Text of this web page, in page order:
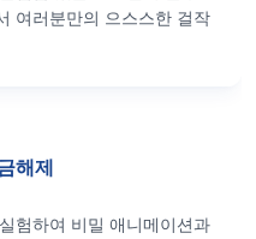
여러분만의 으스스한 걸작
해제
험하여 비밀 애니메이션과